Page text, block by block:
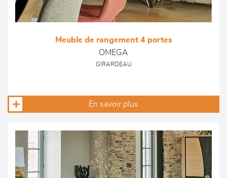
Meuble de rangement 4 portes
OMEGA
GIRARDEAU
En savoir plus